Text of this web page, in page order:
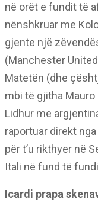
në orët e fundit të
nënshkruar me
gjente një
(Manchester
Matetën (dhe
mbi të gjitha
Lidhur me
raportuar direkt
për t’u rikthyer në
Itali në fund të
Icardi prapa